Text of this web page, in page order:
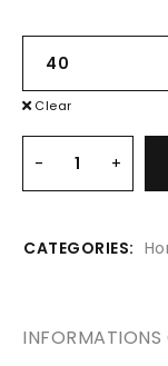
Clear
CATEGORIES:
INFORMATIONS